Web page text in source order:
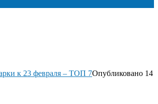
к 23 февраля – ТОП 7Опубликовано 14